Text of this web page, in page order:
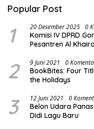
Popular Post
1 20 Desember 2025 0
Komisi IV DPRD
Pesantren Al
2 9 Juni 2021 0
BookBites: Four
the Holidays
3 12 Juni 2021 0
Belon Udara
Didi Lagu Baru